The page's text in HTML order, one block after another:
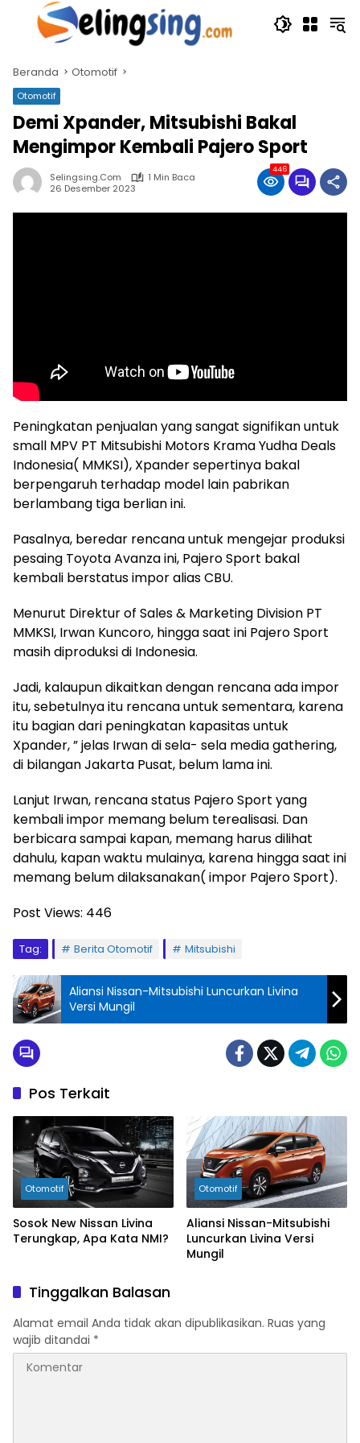
Langsung
Beranda Otomotif
Otomotif
Demi Xpander, Mitsubishi Bakal
Mengimpor Kembali Pajero Sport
Selingsing.com
1 Min Baca
26 Desember 2023
446
Peningkatan penjualan yang sangat signifikan untuk
small MPV PT Mitsubishi Motors Krama Yudha Deals
Indonesia( MMKSI), Xpander sepertinya bakal
berpengaruh terhadap model lain pabrikan
berlambang tiga berlian ini.
Pasalnya, beredar rencana untuk mengejar produksi
pesaing Toyota Avanza ini, Pajero Sport bakal
kembali berstatus impor alias CBU.
Menurut Direktur of Sales & Marketing Division PT
MMKSI, Irwan Kuncoro, hingga saat ini Pajero Sport
masih diproduksi di Indonesia.
Jadi, kalaupun dikaitkan dengan rencana ada impor
itu, sebetulnya itu rencana untuk sementara, karena
itu bagian dari peningkatan kapasitas untuk
Xpander, ” jelas Irwan di sela- sela media gathering,
di bilangan Jakarta Pusat, belum lama ini.
Lanjut Irwan, rencana status Pajero Sport yang
kembali impor memang belum terealisasi. Dan
berbicara sampai kapan, memang harus dilihat
dahulu, kapan waktu mulainya, karena hingga saat ini
memang belum dilaksanakan( impor Pajero Sport).
Post Views: 446
Tag: Berita Otomotif Mitsubishi
Aliansi Nissan-Mitsubishi Luncurkan Livina
Versi Mungil
Pos Terkait
Otomotif
Sosok New Nissan Livina
Terungkap, Apa Kata NMI?
Otomotif
Aliansi Nissan-Mitsubishi
Luncurkan Livina Versi
Mungil
Tinggalkan Balasan
Alamat email Anda tidak akan dipublikasikan. Ruas yang
wajib ditandai *